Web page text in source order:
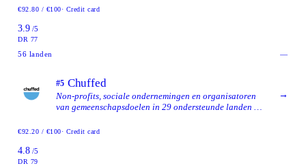
fooien van donateurs, met brede internationale
€92.80 / €100· Credit card
3.9 /5
DR 77
56 landen —
#5 Chuffed
Non-profits, sociale ondernemingen en organisatoren
van gemeenschapsdoelen in 29 ondersteunde landen die
en bereid zijn om vóór de lancering identiteitsverificatie
€92.20 / €100· Credit card
4.8 /5
DR 79
→